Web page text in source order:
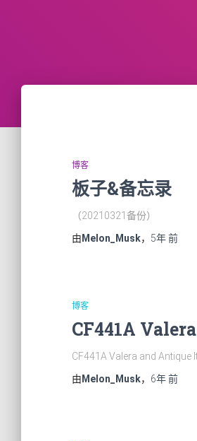
博客
板子&备忘录
（20210321备份）
由 Melon_Musk， 5年前
博客
CF441A
CF441A Valera and Antique
由 Melon_Musk， 6年前